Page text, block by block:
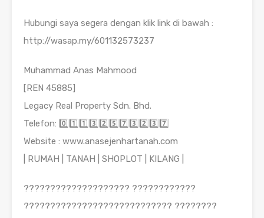
Hubungi saya segera dengan klik link di bawah :
http://wasap.my/601132573237
Muhammad Anas Mahmood
[REN 45885]
Legacy Real Property Sdn. Bhd.
Telefon: 0️⃣1️⃣1️⃣3️⃣2️⃣5️⃣7️⃣3️⃣2️⃣3️⃣7️⃣
Website : www.anasejenhartanah.com
| RUMAH | TANAH | SHOPLOT | KILANG |
???????????????????? ????????????
???????????????????????????? ????????